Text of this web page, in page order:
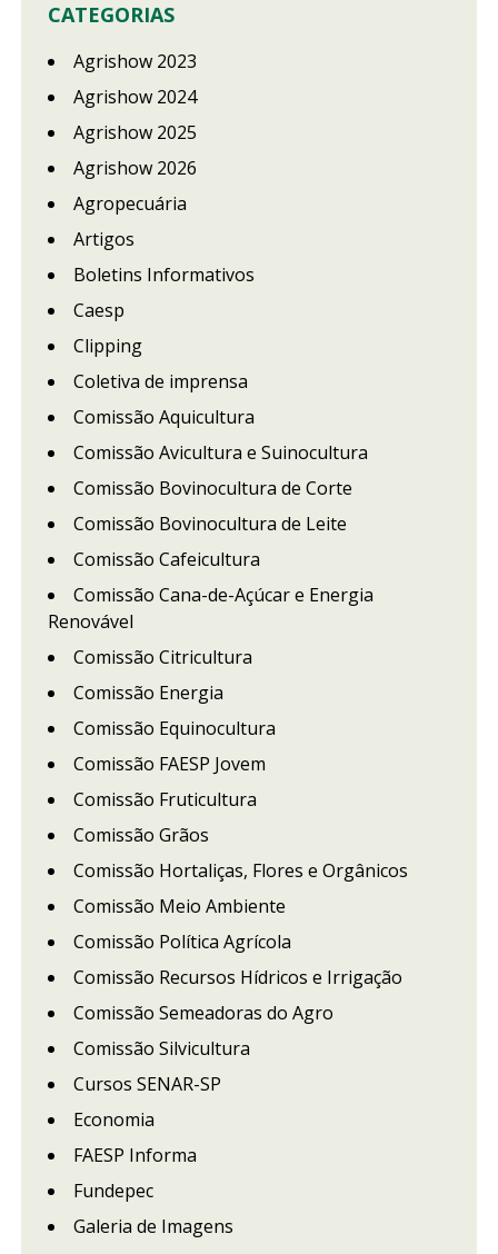
CATEGORIAS
Agrishow 2023
Agrishow 2024
Agrishow 2025
Agrishow 2026
Agropecuária
Artigos
Boletins Informativos
Caesp
Clipping
Coletiva de imprensa
Comissão Aquicultura
Comissão Avicultura e Suinocultura
Comissão Bovinocultura de Corte
Comissão Bovinocultura de Leite
Comissão Cafeicultura
Comissão Cana-de-Açúcar e Energia
Renovável
Comissão Citricultura
Comissão Energia
Comissão Equinocultura
Comissão FAESP Jovem
Comissão Fruticultura
Comissão Grãos
Comissão Hortaliças, Flores e Orgânicos
Comissão Meio Ambiente
Comissão Política Agrícola
Comissão Recursos Hídricos e Irrigação
Comissão Semeadoras do Agro
Comissão Silvicultura
Cursos SENAR-SP
Economia
FAESP Informa
Fundepec
Galeria de Imagens